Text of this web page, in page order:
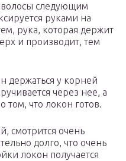
волосы следующим
руками на
рука, которая держит
и производит, тем
держаться у корней
через нее, а
том, что локон готов.
смотрится очень
долго, что очень
локон получается